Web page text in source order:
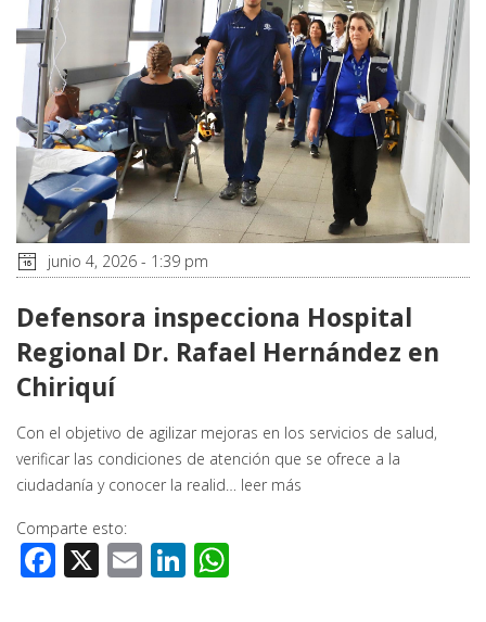
junio 4, 2026 - 1:39 pm
Defensora inspecciona Hospital
Regional Dr. Rafael Hernández en
Chiriquí
Con el objetivo de agilizar mejoras en los servicios de salud,
verificar las condiciones de atención que se ofrece a la
ciudadanía y conocer la realid… leer más
Comparte esto:
Facebook
X EmailLinkedIn